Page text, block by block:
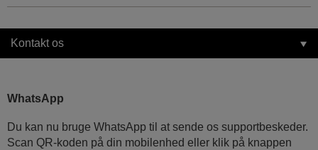
Kontakt os
WhatsApp
Du kan nu bruge WhatsApp til at sende os supportbeskeder.
Scan QR-koden på din mobilenhed eller klik på knappen